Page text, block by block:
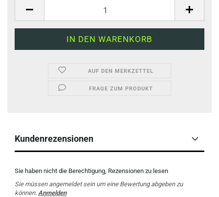
AUF DEN MERKZETTEL
FRAGE ZUM PRODUKT
Kundenrezensionen
Sie haben nicht die Berechtigung, Rezensionen zu lesen
Sie müssen angemeldet sein um eine Bewertung abgeben zu
können. Anmelden